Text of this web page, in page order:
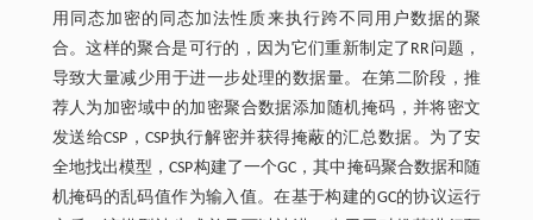
用同态加密的同态加法性质来执行跨不同用户数据的聚
合。这样的聚合是可行的，因为它们重新制定了RR问题，
导致大量减少用于进一步处理的数据量。在第二阶段，推
荐人为加密域中的加密聚合数据添加随机掩码，并将密文
发送给CSP，CSP执行解密并获得掩蔽的汇总数据。为了安
全地找出模型，CSP构建了一个GC，其中掩码聚合数据和随
机掩码的乱码值作为输入值。在基于构建的GC的协议运行